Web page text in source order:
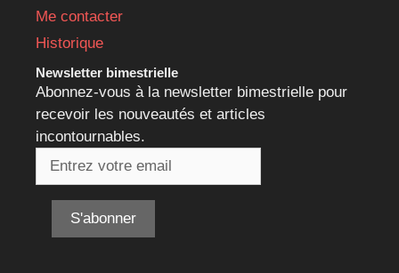
Me contacter
Historique
Newsletter bimestrielle
Abonnez-vous à la newsletter bimestrielle pour
recevoir les nouveautés et articles
incontournables.